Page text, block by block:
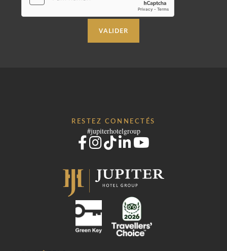
VALIDER
RESTEZ CONNECTÉS
#jupiterhotelgroup